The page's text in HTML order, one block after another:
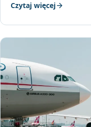
Czytaj więcej